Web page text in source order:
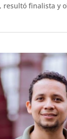
resultó finalista y